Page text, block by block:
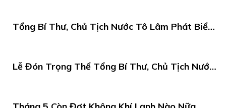
Tổng Bí Thư, Chủ Tịch Nước Tô Lâm Phát Biểu
Lễ Đón Trọng Thể Tổng Bí Thư, Chủ Tịch Nước